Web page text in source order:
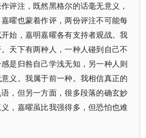
评注，既然黑格尔的话毫无意义，
曜也蒙着作评，两份评注不可能每
始，嘉明嘉曜各有支持者观战。我
天下有两种人，一种人碰到自己不
是归咎自己学浅无知，另一种人则
义。我属于前一种。我相信真正的
，但另一方面，很多段落的确玄妙
，嘉曜虽比我强得多，但恐怕也难